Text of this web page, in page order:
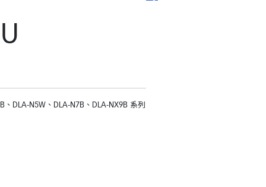
、DLA-N5W、DLA-N7B、DLA-NX9B 系列